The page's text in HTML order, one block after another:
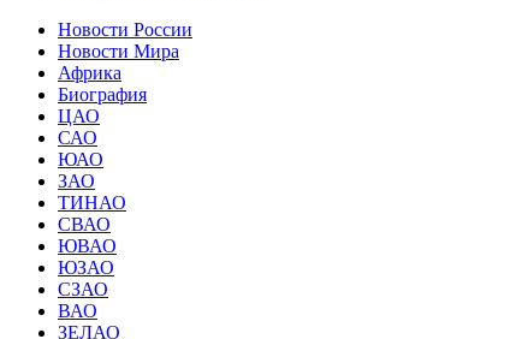
Новости России
Новости Мира
Африка
Биография
ЦАО
САО
ЮАО
ЗАО
ТИНАО
СВАО
ЮВАО
ЮЗАО
СЗАО
ВАО
ЗЕЛАО